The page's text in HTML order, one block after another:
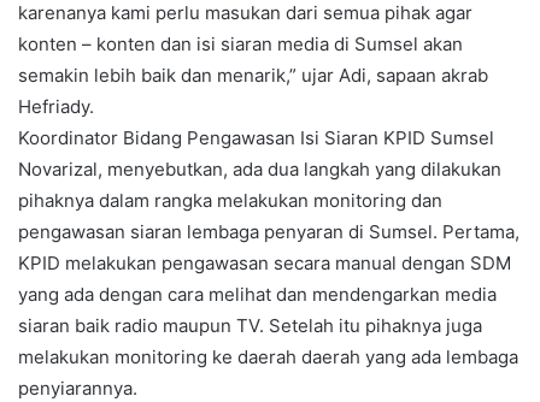
karenanya kami perlu masukan dari semua pihak agar
konten – konten dan isi siaran media di Sumsel akan
semakin lebih baik dan menarik,” ujar Adi, sapaan akrab
Hefriady.
Koordinator Bidang Pengawasan Isi Siaran KPID Sumsel
Novarizal, menyebutkan, ada dua langkah yang dilakukan
pihaknya dalam rangka melakukan monitoring dan
pengawasan siaran lembaga penyaran di Sumsel. Pertama,
KPID melakukan pengawasan secara manual dengan SDM
yang ada dengan cara melihat dan mendengarkan media
siaran baik radio maupun TV. Setelah itu pihaknya juga
melakukan monitoring ke daerah daerah yang ada lembaga
penyiarannya.